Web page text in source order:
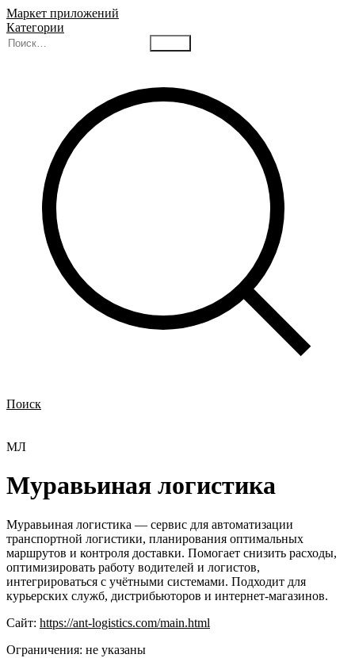
Маркет приложений
Категории
Поиск
МЛ
Муравьиная логистика
Муравьиная логистика — сервис для автоматизации
транспортной логистики, планирования оптимальных
маршрутов и контроля доставки. Помогает снизить расходы,
оптимизировать работу водителей и логистов,
интегрироваться с учётными системами. Подходит для
курьерских служб, дистрибьюторов и интернет-магазинов.
Сайт: https://ant-logistics.com/main.html
Ограничения: не указаны